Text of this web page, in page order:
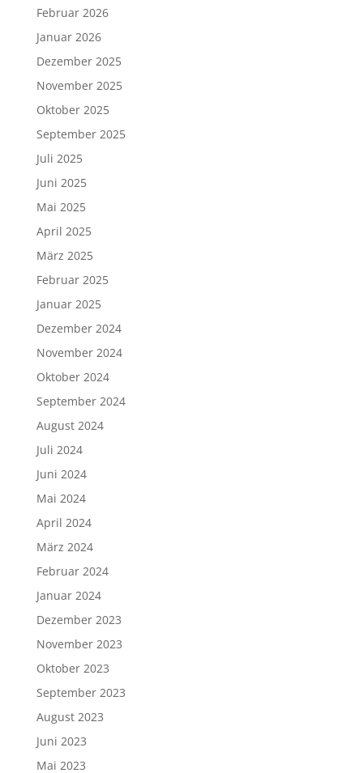
Februar 2026
Januar 2026
Dezember 2025
November 2025
Oktober 2025
September 2025
Juli 2025
Juni 2025
Mai 2025
April 2025
März 2025
Februar 2025
Januar 2025
Dezember 2024
November 2024
Oktober 2024
September 2024
August 2024
Juli 2024
Juni 2024
Mai 2024
April 2024
März 2024
Februar 2024
Januar 2024
Dezember 2023
November 2023
Oktober 2023
September 2023
August 2023
Juni 2023
Mai 2023